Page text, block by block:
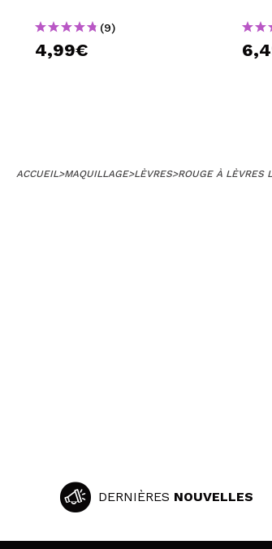
(9)
4,99€
ACCUEIL >MAQUILLAGE>LÈVRES>ROUGE À LÈVRES
DERNIÈRES NOUVELLES